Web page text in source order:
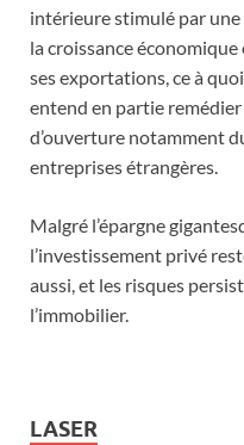
intérieure stimulé par une
la croissance
ses exportations, ce à
entend en partie
d’ouverture notamment
entreprises étrangères.
Malgré l’épargne
l’investissement privé
aussi, et les risques
l’immobilier.
LASER